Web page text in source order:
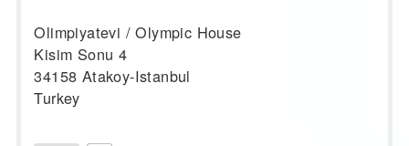
Olimpiyatevi / Olympic House
Kisim Sonu 4
34158 Atakoy-Istanbul
Turkey